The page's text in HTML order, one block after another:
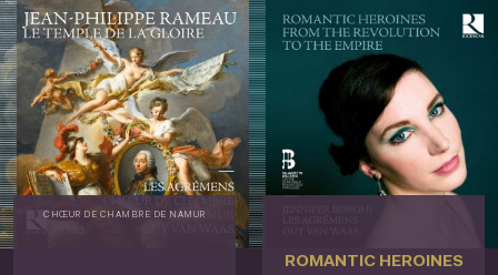
CHŒUR DE CHAMBRE DE NAMUR
ROMANTIC HEROINES